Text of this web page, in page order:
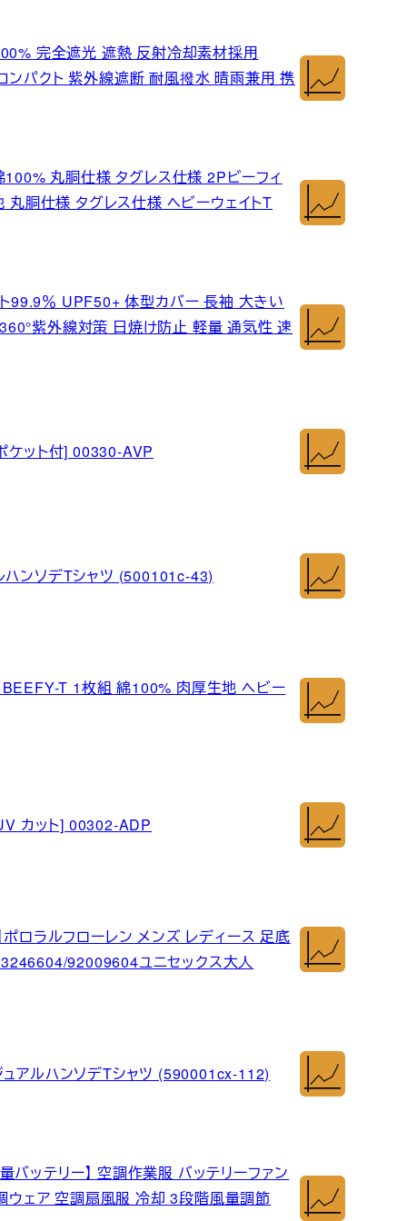
完全遮光 遮熱 反射冷却素材採用
パクト 紫外線遮断 耐風撥水 晴雨兼用 携
丸胴仕様 タグレス仕様 2Pビーフィ
胴仕様 タグレス仕様 ヘビーウェイトT
99.9％ UPF50+ 体型カバー 長袖 大きい
紫外線対策 日焼け防止 軽量 通気性 速
ケット付] 00330-AVP
ハンソデTシャツ (500101c-43)
BEEFY-T 1枚組 綿100% 肉厚生地 ヘビー
カット] 00302-ADP
ロラルフローレン メンズ レディース 足底
92009604ユニセックス大人
ュアルハンソデTシャツ (590001cx-112)
ッテリー】 空調作業服 バッテリーファン
ウェア 空調扇風服 冷却 3段階風量調節